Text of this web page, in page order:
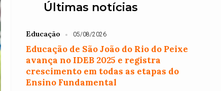
Últimas notícias
Educação 05/08/2026
Educação de São João do Rio do Peixe
avança no IDEB 2025 e registra
crescimento em todas as etapas do
Ensino Fundamental